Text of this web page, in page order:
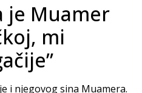
je Muamer
mi
i njegovog sina Muamera.